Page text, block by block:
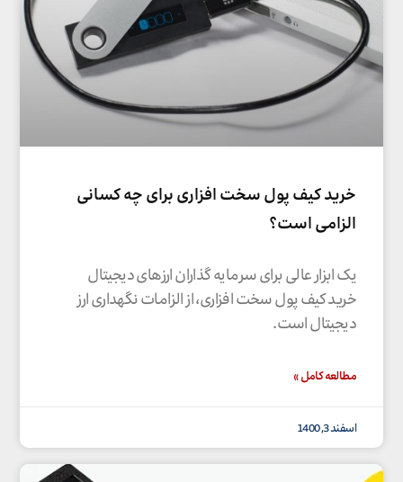
خرید کیف پول سخت افزاری برای چه کسانی
الزامی است؟
یک ابزار عالی برای سرمایه گذاران ارز‌های دیجیتال
خرید کیف پول سخت افزاری، از الزامات نگهداری ارز
دیجیتال است.
مطالعه کامل »
اسفند 3, 1400